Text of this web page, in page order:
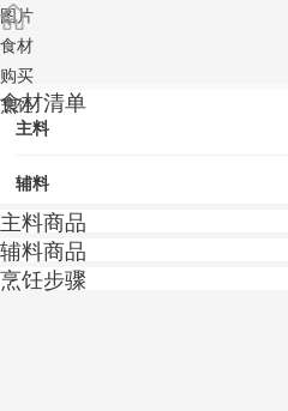
图片
食材
购买
烹饪
食材清单
主料
辅料
主料商品
辅料商品
烹饪步骤